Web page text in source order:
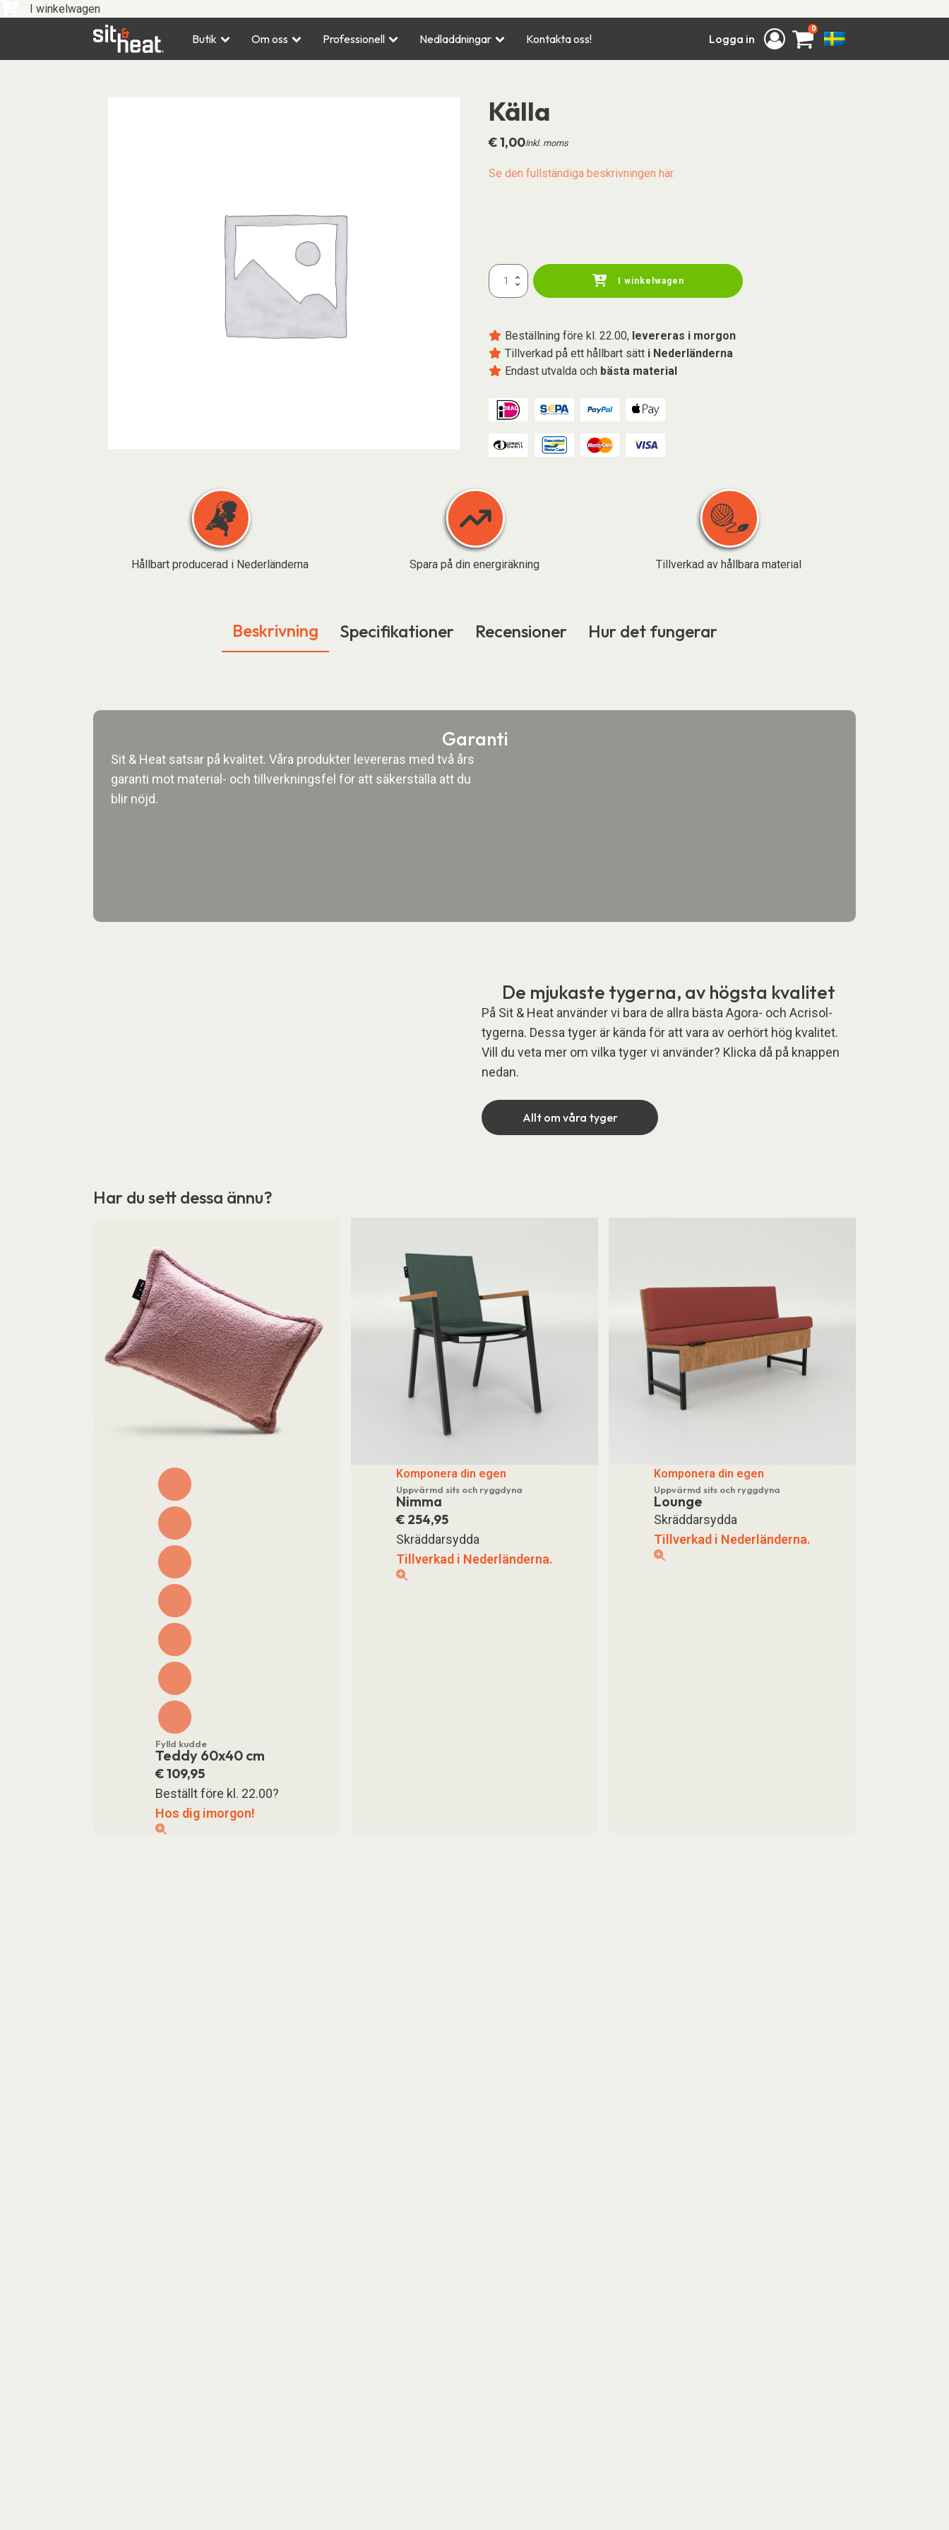
I winkelwagen
Butik Om oss Professionell Nedladdningar Kontakta oss! Logga in
0
Källa
€1,00Inkl. moms
Se den fullständiga beskrivningen här.
Credit
mängd
I winkelwagen
Beställning före kl. 22.00, levereras i morgon
Tillverkad på ett hållbart sätt i Nederländerna
Endast utvalda och bästa material
Hållbart producerad i Nederländerna Spara på din energiräkning Tillverkad av hållbara material
Beskrivning Specifikationer Recensioner Hur det fungerar
Garanti
Sit & Heat satsar på kvalitet. Våra produkter levereras med två års
garanti mot material- och tillverkningsfel för att säkerställa att du
blir nöjd.
De mjukaste tygerna, av högsta kvalitet
På Sit & Heat använder vi bara de allra bästa Agora- och Acrisol-
tygerna. Dessa tyger är kända för att vara av oerhört hög kvalitet.
Vill du veta mer om vilka tyger vi använder? Klicka då på knappen
nedan.
Allt om våra tyger
Har du sett dessa ännu?
Fylld kudde
Teddy 60x40 cm
€109,95
Beställt före kl. 22.00?
Hos dig imorgon!
Komponera din egen
Uppvärmd sits och ryggdyna
Nimma
€ 254,95
Skräddarsydda
Tillverkad i Nederländerna.
Komponera din egen
Uppvärmd sits och ryggdyna
Lounge
Skräddarsydda
Tillverkad i Nederländerna.